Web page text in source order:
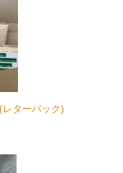
ターパック)